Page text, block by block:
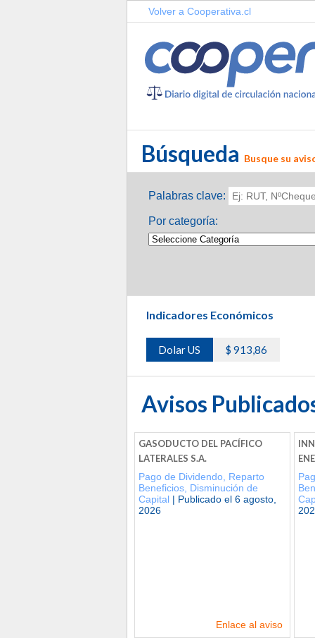
Volver a Cooperativa.cl
Búsqueda Busque su
Palabras clave:
Por categoría:
Indicadores Económicos
Dolar US $ 913,86
Avisos
GASODUCTO DEL PACÍFICO
LATERALES S.A.
Pago de Dividendo, Reparto
Beneficios, Disminución de
Capital | Publicado el 6 agosto,
2026
Enlace al aviso